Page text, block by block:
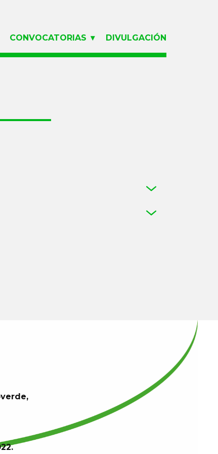
CONVOCATORIAS DIVULGACIÓN